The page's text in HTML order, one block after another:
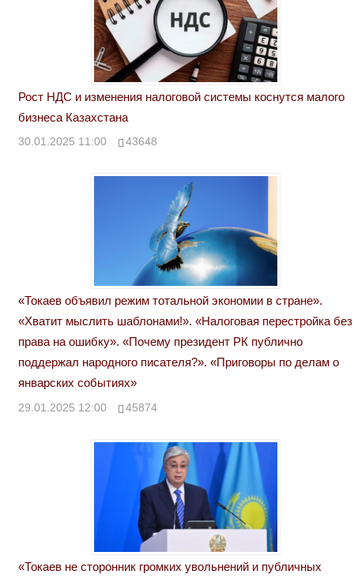
Рост НДС и изменения налоговой системы коснутся малого
бизнеса Казахстана
30.01.2025 11:00 43648
«Токаев объявил режим тотальной экономии в стране».
«Хватит мыслить шаблонами!». «Налоговая перестройка без
права на ошибку». «Почему президент РК публично
поддержал народного писателя?». «Приговоры по делам о
январских событиях»
29.01.2025 12:00 45874
«Токаев не сторонник громких увольнений и публичных